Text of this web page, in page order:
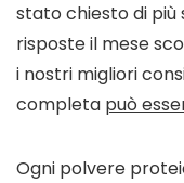
stato chiesto di più
risposte il mese
i nostri migliori
completa può
Ogni polvere